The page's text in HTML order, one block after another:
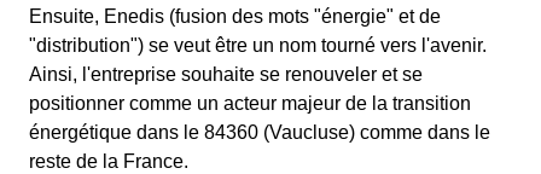
Ensuite, Enedis (fusion des mots "énergie" et de
"distribution") se veut être un nom tourné vers l'avenir.
Ainsi, l'entreprise souhaite se renouveler et se
positionner comme un acteur majeur de la transition
énergétique dans le 84360 (Vaucluse) comme dans le
reste de la France.